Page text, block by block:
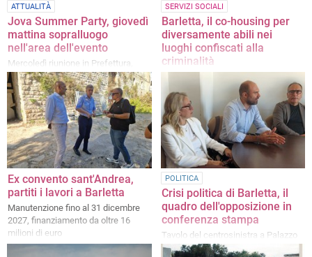
ATTUALITÀ
Jova Summer Party, giovedì
mattina sopralluogo
nell'area dell'evento
Mercoledì riunione in Prefettura,
filtra ottimismo da Palazzo di Città
SERVIZI SOCIALI
Barletta, il co-housing per
diversamente abili nei
luoghi confiscati alla
criminalità
finanziata con fondi PNRR
Ex convento sant'Andrea,
partiti i lavori a Barletta
Manutenzione fino al 31 dicembre
2027, finanziamento da oltre 16
milioni di euro
POLITICA
Crisi politica di Barletta, il
quadro dell'opposizione in
conferenza stampa
Tavolo del centrosinistra a Palazzo
di Città, le parole di Bruno e Doronzo